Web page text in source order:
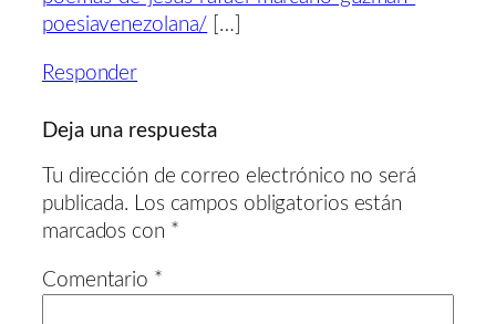
poesiavenezolana/ […]
Responder
Deja una respuesta
Tu dirección de correo electrónico no será
publicada. Los campos obligatorios están
marcados con *
Comentario *